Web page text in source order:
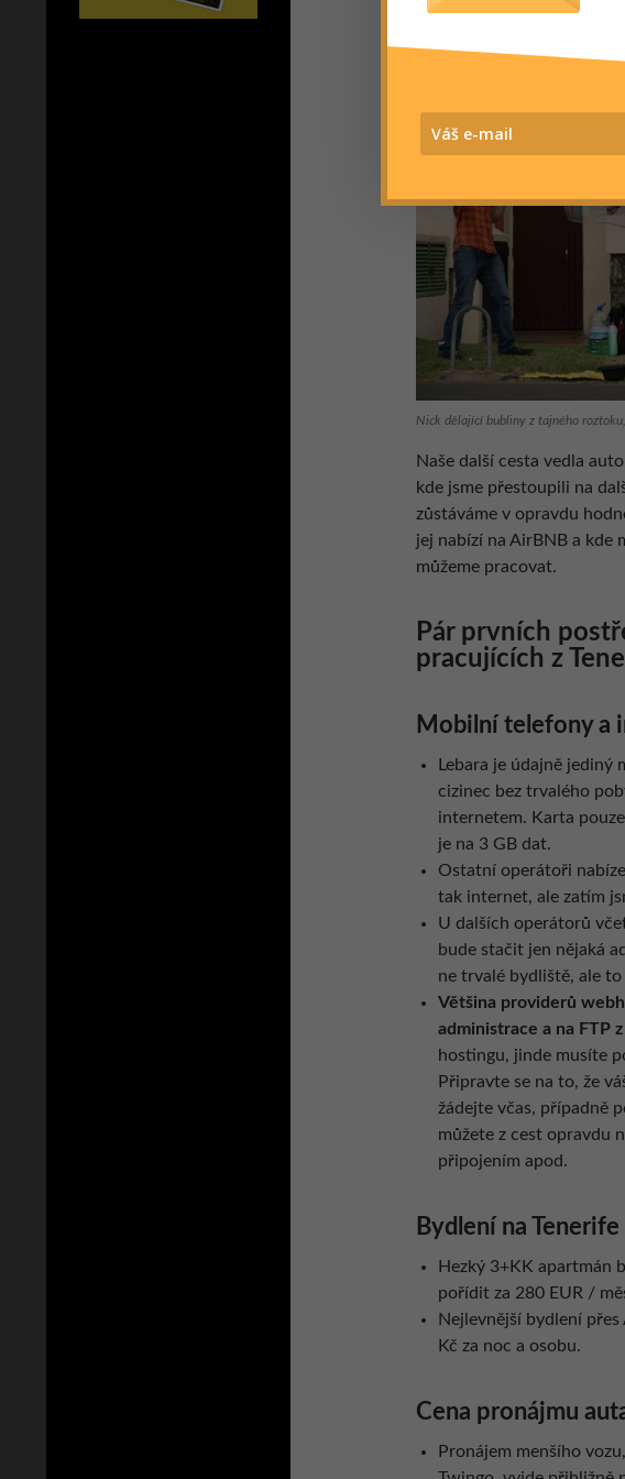
a mohli jsme se tak
Nick dělající bubliny z tajného
Naše další cesta vedla
kde jsme přestoupili na
zůstáváme v opravdu
jej nabízí na AirBNB a kde
můžeme pracovat.
Pár prvních
pracujících z
Mobilní telefony a
Lebara je údajně jediný
cizinec bez trvalého
internetem. Karta
je na 3 GB dat.
Ostatní operátoři
tak internet, ale zatím
U dalších operátorů
bude stačit jen nějaká
ne trvalé bydliště, ale
Většina providerů
administrace a na FTP
hostingu, jinde musíte
Připravte se na to, že
žádejte včas, případně
můžete z cest opravdu
připojením apod.
Bydlení na Tenerife
Hezký 3+KK apartmán
pořídit za 280 EUR /
Nejlevnější bydlení
Kč za noc a osobu.
Cena pronájmu
Pronájem menšího